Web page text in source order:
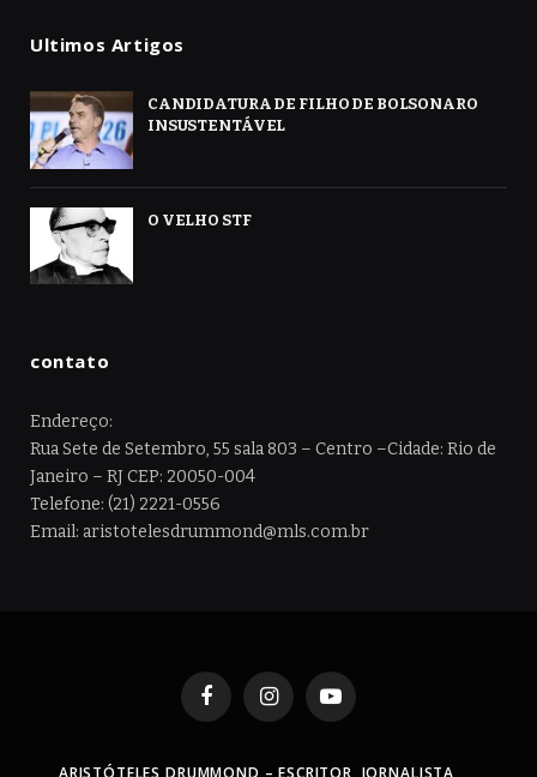
Ultimos Artigos
CANDIDATURA DE FILHO DE BOLSONARO
INSUSTENTÁVEL
O VELHO STF
contato
Endereço:
Rua Sete de Setembro, 55 sala 803 – Centro –Cidade: Rio de
Janeiro – RJ CEP: 20050-004
Telefone: (21) 2221-0556
Email: aristotelesdrummond@mls.com.br
FacebookInstagramYouTube
ARISTÓTELES DRUMMOND – ESCRITOR, JORNALISTA